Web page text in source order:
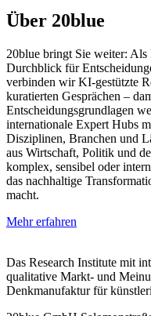
Über 20blue
20blue bringt Sie weiter: Als
Durchblick für
verbinden wir KI‑gestützte
kuratierten Gesprächen –
Entscheidungsgrundlagen
internationale Expert Hubs
Disziplinen, Branchen und
aus Wirtschaft, Politik und
komplex, sensibel oder
das nachhaltige
macht.
Mehr erfahren
Das Research Institute mit
qualitative Markt- und
Denkmanufaktur für